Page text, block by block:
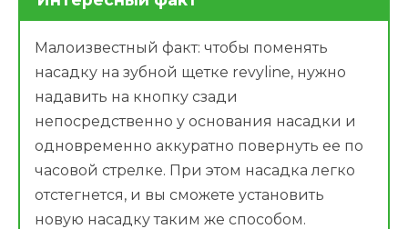
Малоизвестный факт: чтобы поменять
насадку на зубной щетке revyline, нужно
надавить на кнопку сзади
непосредственно у основания насадки и
одновременно аккуратно повернуть ее по
часовой стрелке. При этом насадка легко
отстегнется, и вы сможете установить
новую насадку таким же способом.